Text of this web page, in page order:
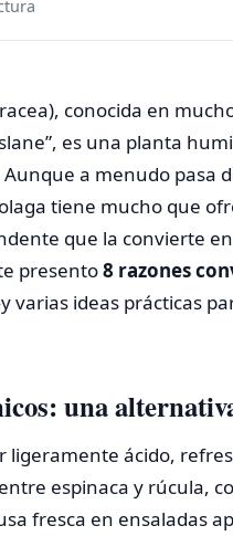
conocida en
es una planta
a menudo pasa
tiene mucho que
que la convierte
presento8 razones
ideas prácticas
una
ligeramente ácido,
espinaca y rúcula,
fresca en ensaladas